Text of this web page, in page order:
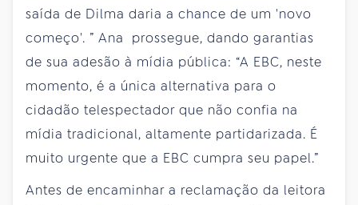
saída de Dilma daria a chance de um 'novo
começo'. ” Ana prossegue, dando garantias
de sua adesão à mídia pública: “A EBC, neste
momento, é a única alternativa para o
cidadão telespectador que não confia na
mídia tradicional, altamente partidarizada. É
muito urgente que a EBC cumpra seu papel.”
Antes de encaminhar a reclamação da leitora